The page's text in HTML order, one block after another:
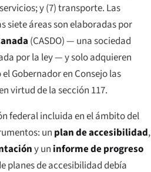
y (7) transporte. Las
siete áreas son elaboradas por
(CASDO) — una sociedad
por la ley — y solo adquieren
Gobernador en Consejo las
virtud de la sección 117.
federal incluida en el ámbito del
un plan de accesibilidad,
y un informe de progreso
planes de accesibilidad debía